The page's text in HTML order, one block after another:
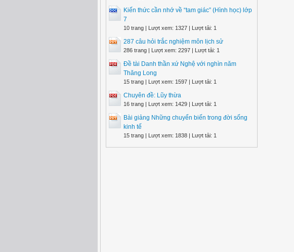
Kiến thức cần nhớ về “tam giác” (Hình học) lớp
7
10 trang | Lượt xem: 1327 | Lượt tải: 1
287 câu hỏi trắc nghiệm môn lịch sử
286 trang | Lượt xem: 2297 | Lượt tải: 1
Đề tài Danh thần xứ Nghệ với nghìn năm
Thăng Long
15 trang | Lượt xem: 1597 | Lượt tải: 1
Chuyên đề: Lũy thừa
16 trang | Lượt xem: 1429 | Lượt tải: 1
Bài giảng Những chuyển biến trong đời sống
kinh tế
15 trang | Lượt xem: 1838 | Lượt tải: 1